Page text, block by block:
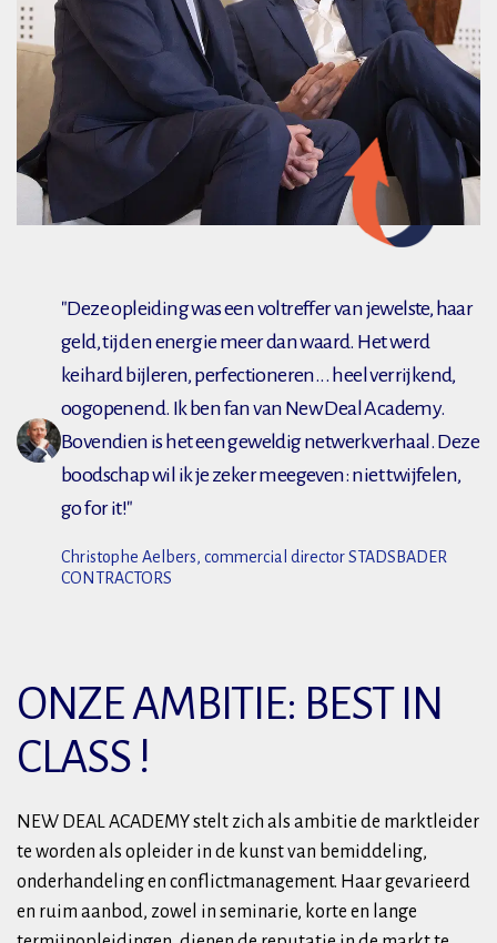
"Deze opleiding was een voltreffer van jewelste, haar
geld, tijd en energie meer dan waard. Het werd
keihard bijleren, perfectioneren... heel verrijkend,
oogopenend. Ik ben fan van New Deal Academy.
Bovendien is het een geweldig netwerkverhaal. Deze
boodschap wil ik je zeker meegeven: niet twijfelen,
go for it!"
Christophe Aelbers, commercial director STADSBADER
CONTRACTORS
ONZE AMBITIE: BEST IN
CLASS !
NEW DEAL ACADEMY stelt zich als ambitie de marktleider
te worden als opleider in de kunst van bemiddeling,
onderhandeling en conflictmanagement. Haar gevarieerd
en ruim aanbod, zowel in seminarie, korte en lange